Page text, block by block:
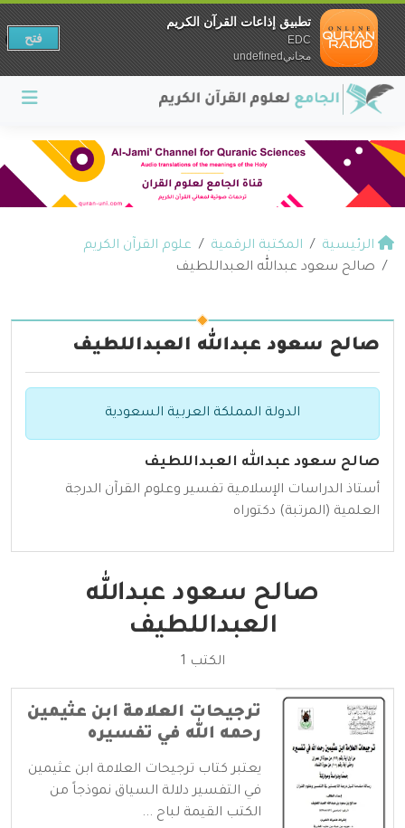
الرئيسية المكتبة الرقمية
علوم القرآن الكريم
صالح سعود عبدالله العبداللطيف
صالح سعود عبدالله العبداللطيف
الدولة المملكة العربية السعودية
صالح سعود عبدالله العبداللطيف
أستاذ الدراسات الإسلامية تفسير وعلوم القرآن الدرجة
العلمية (المرتبة) دكتوراه
صالح سعود عبدالله
العبداللطيف
الكتب 1
ترجيحات العلامة ابن عثيمين
رحمه الله في تفسيره
يعتبر كتاب ترجيحات العلامة ابن عثيمين
في التفسير دلالة السياق نموذجاً من
الكتب القيمة لباح ...
تطبيق إذاعات القرآن الكريم
EDC
مجانيundefined
فتح